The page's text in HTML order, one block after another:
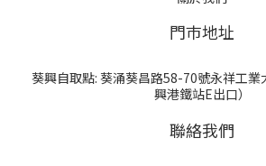
門巿地址
葵興自取點: 葵涌葵昌路58-70號永祥工
興港鐵站E出口）
聯絡我們